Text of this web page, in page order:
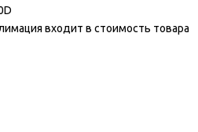
входит в стоимость товара